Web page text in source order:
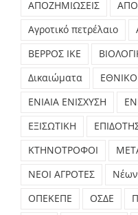
ΑΠΟΖΗΜΙΩΣΕΙΣ
Αγροτικό πετρέλαιο
ΒΕΡΡΟΣ ΙΚΕ
Δικαιώματα
ΕΝΙΑΙΑ ΕΝΙΣΧΥΣΗ
ΕΞΙΣΩΤΙΚΗ
ΚΤΗΝΟΤΡΟΦΟΙ
ΝΕΟΙ ΑΓΡΟΤΕΣ
ΟΠΕΚΕΠΕ
ΟΣΔΕ